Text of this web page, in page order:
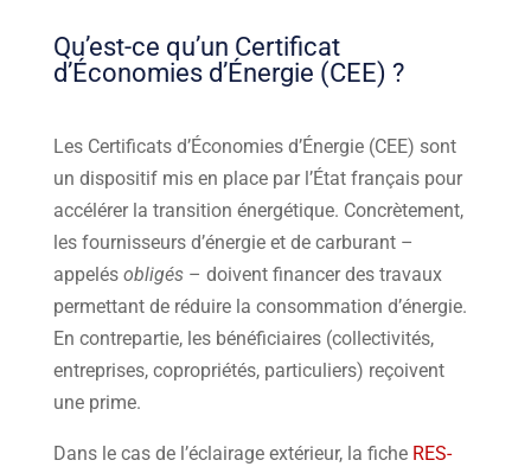
Qu’est-ce qu’un Certificat
d’Économies d’Énergie (CEE) ?
Les Certificats d’Économies d’Énergie (CEE) sont
un dispositif mis en place par l’État français pour
accélérer la transition énergétique. Concrètement,
les fournisseurs d’énergie et de carburant –
appelés obligés– doivent financer des travaux
permettant de réduire la consommation d’énergie.
En contrepartie, les bénéficiaires (collectivités,
entreprises, copropriétés, particuliers) reçoivent
une prime.
Dans le cas de l’éclairage extérieur, la fiche RES-